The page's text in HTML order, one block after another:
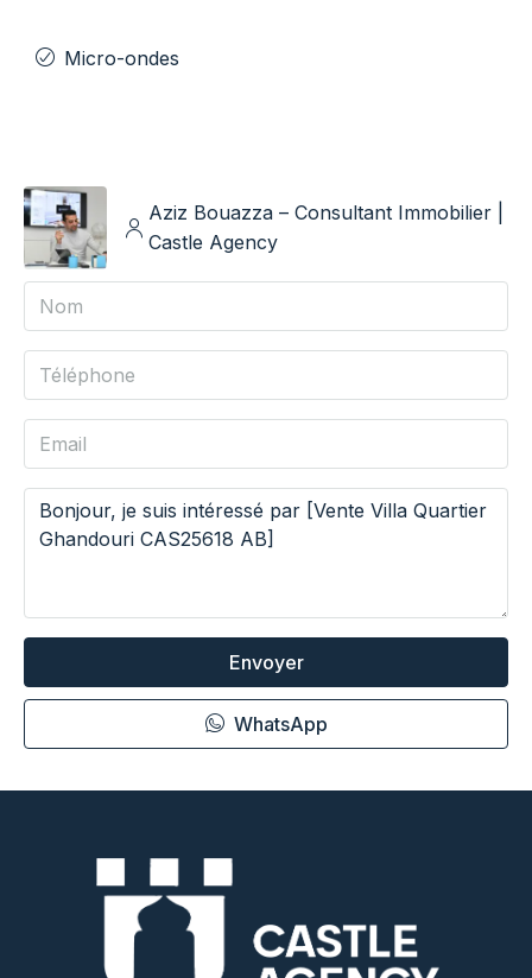
Micro-ondes
Aziz Bouazza – Consultant Immobilier |
Castle Agency
Envoyer
WhatsApp